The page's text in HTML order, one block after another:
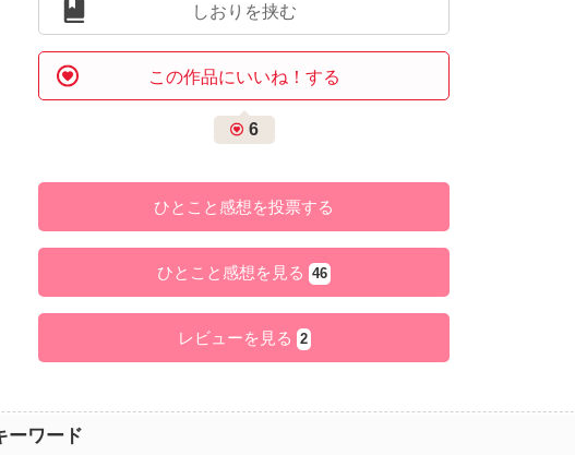
しおりを挟む
この作品にいいね！する
6
ひとこと感想を投票する
ひとこと感想を見る 46
レビューを見る 2
ーワード